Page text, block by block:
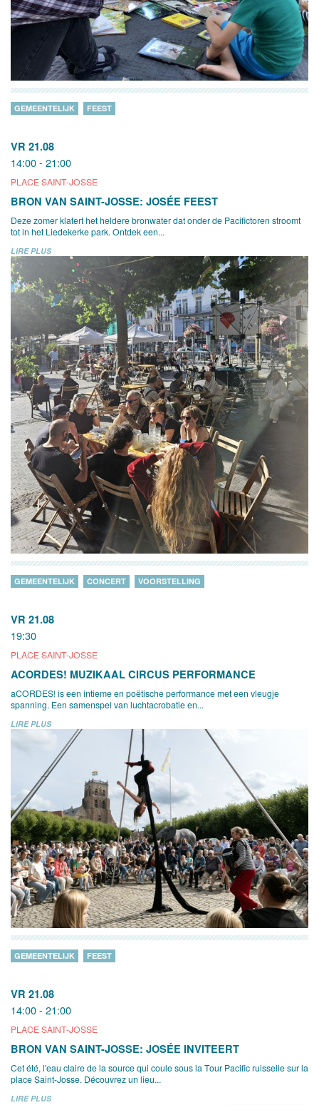
VR 21.08
14:00 - 21:00
PLACE SAINT-JOSSE
GEMEENTELIJK FEEST
BRON VAN SAINT-JOSSE: JOSÉE FEEST
Deze zomer klatert het heldere bronwater dat onder de Pacifictoren stroomt
tot in het Liedekerke park. Ontdek een...
LIRE PLUS
VR 21.08
19:30
PLACE SAINT-JOSSE
GEMEENTELIJK CONCERT VOORSTELLING
ACORDES! MUZIKAAL CIRCUS PERFORMANCE
aCORDES! is een intieme en poëtische performance met een vleugje
spanning. Een samenspel van luchtacrobatie en...
LIRE PLUS
VR 21.08
14:00 - 21:00
PLACE SAINT-JOSSE
GEMEENTELIJK FEEST
BRON VAN SAINT-JOSSE: JOSÉE INVITEERT
Cet été, l'eau claire de la source qui coule sous la Tour Pacific ruisselle sur la
place Saint-Josse. Découvrez un lieu...
LIRE PLUS